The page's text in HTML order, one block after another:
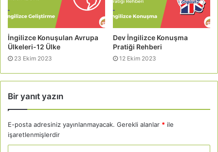
İngilizce Konuşulan Avrupa
Ülkeleri-12 Ülke
23 Ekim 2023
Dev İngilizce Konuşma
Pratiği Rehberi
12 Ekim 2023
Bir yanıt yazın
E-posta adresiniz yayınlanmayacak. Gerekli alanlar * ile
işaretlenmişlerdir